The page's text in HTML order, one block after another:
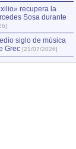
recupera la
Sosa durante
siglo de música
Grec [21/07/2026]